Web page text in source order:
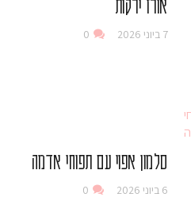
אורז ירקות
7 ביוני 2026 0
סלמון אפוי עם תפוחי אדמה
6 ביוני 2026 0